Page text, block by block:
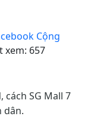
Cộng
xem: 657
cách SG Mall 7
dân.